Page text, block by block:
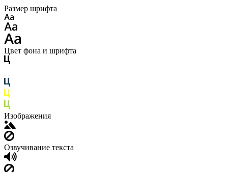
Размер шрифта
Цвет фона и шрифта
Изображения
Озвучивание текста